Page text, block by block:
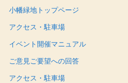
小幡緑地トップページ
アクセス・駐車場
イベント開催マニュアル
ご意見ご要望への回答
アクセス・駐車場